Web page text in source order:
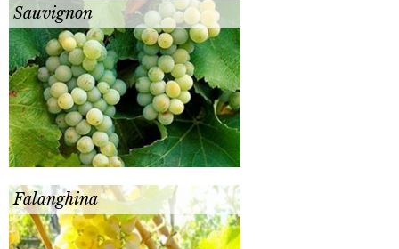
Sauvignon
Falanghina